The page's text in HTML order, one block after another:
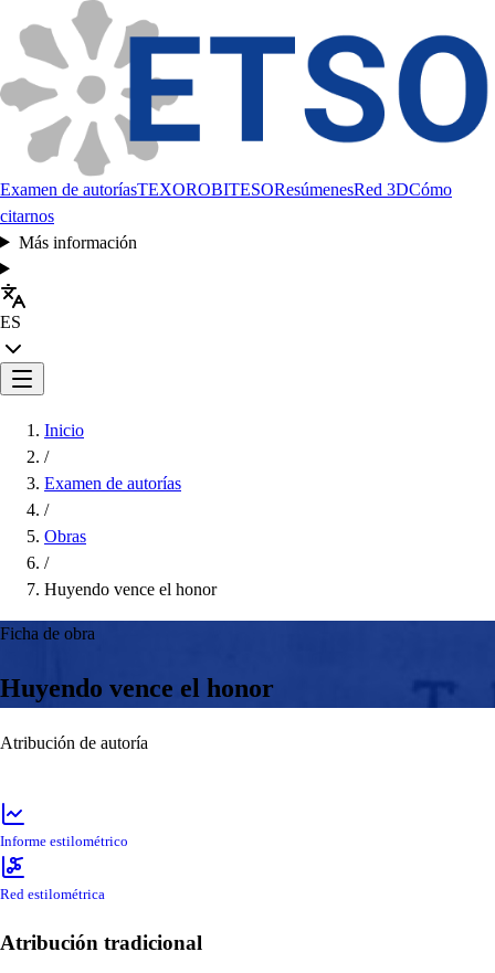
Examen de autoríasTEXOROBITESOResúmenesRed 3DCómo
citarnos
Más información
ES
Inicio
/
Examen de autorías
/
Obras
/
Huyendo vence el honor
Ficha de obra
Huyendo vence el honor
Atribución de autoría
Informe estilométrico
Red estilométrica
Atribución tradicional